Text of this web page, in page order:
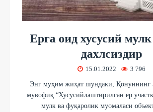
Ерга оид хусусий
дахлсиздир
15.01.2022 3 796
Энг муҳим жиҳат шундаки, Қонуннинг
мувофиқ “Хусусийлаштирилган ер
мулк ва фуқаролик муомаласи